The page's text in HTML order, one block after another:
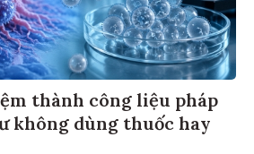
thành công liệu pháp
không dùng thuốc hay